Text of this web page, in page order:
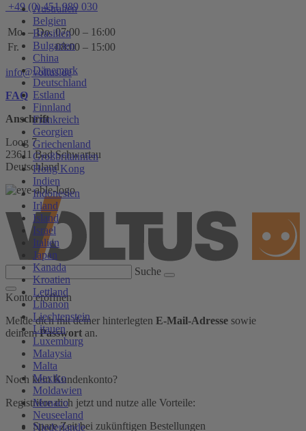
Australien
Belgien
Brasilien
Bulgarien
China
Dänemark
Deutschland
Estland
Finnland
Frankreich
Georgien
Griechenland
Großbritannien
Hong Kong
Indien
Indonesien
Irland
Island
Israel
Italien
Japan
Kanada
Kroatien
Lettland
Libanon
Liechtenstein
Litauen
Luxemburg
Malaysia
Malta
Mexiko
Moldawien
Monaco
Neuseeland
Niederlande
+49 (0) 451 989 030
Mo. – Do. 07:00 – 16:00
Fr.
08:00 – 15:00
info@voltus.de
FAQ
Anschrift
Loog 7
23611 Bad Schwartau
Deutschland
Suche
Konto eröffnen
Melde dich mit deiner hinterlegten E-Mail-Adresse sowie
deinemPasswort an.
Noch kein Kundenkonto?
Registriere dich jetzt und nutze alle Vorteile:
Spare Zeit bei zukünftigen Bestellungen